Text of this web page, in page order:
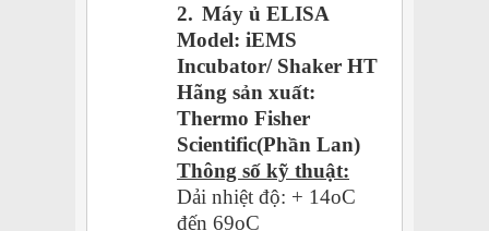
2. Máy ủ ELISA
Model: iEMS
Incubator/ Shaker HT
Hãng sản xuất:
Thermo Fisher
Scientific(Phần Lan)
Thông số kỹ thuật:
Dải nhiệt độ: + 14oC
đến 69oC